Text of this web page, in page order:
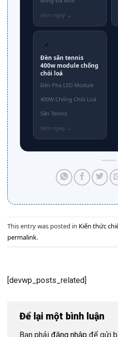
✓
Đèn sân tennis
400w module chống
chói loá
Đèn Pha LED Module
400W Chống Chói Loá
Sân Tennis
This entry was posted in Kiến thức
permalink.
[devwp_posts_related]
Để lại một bình luận
Bạn phải đăng nhập để gửi